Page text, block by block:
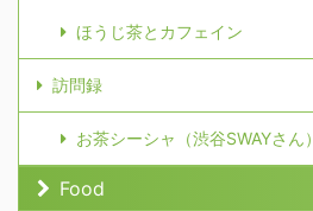
ほうじ茶とカフェイン
訪問録
お茶シーシャ（渋谷SWAYさん）
Food